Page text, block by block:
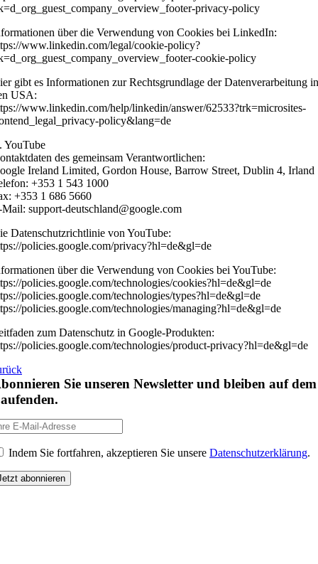
privacy-policy
über die Verwendung von Cookies bei LinkedIn:
www.linkedin.com/legal/cookie-policy?
cookie-policy
gibt es Informationen zur Rechtsgrundlage der Datenverarbeitung in
USA:
www.linkedin.com/help/linkedin/answer/62533?trk=microsites-
policy&lang=de
YouTube
des gemeinsam Verantwortlichen:
Ireland Limited, Gordon House, Barrow Street, Dublin 4, Irland
+353 1 543 1000
+353 1 686 5660
support-deutschland@google.com
Datenschutzrichtlinie von YouTube:
policies.google.com/privacy?hl=de&gl=de
über die Verwendung von Cookies bei YouTube:
policies.google.com/technologies/cookies?hl=de&gl=de
policies.google.com/technologies/types?hl=de&gl=de
policies.google.com/technologies/managing?hl=de&gl=de
zum Datenschutz in Google-Produkten:
policies.google.com/technologies/product-privacy?hl=de&gl=de
Sie unseren Newsletter und bleiben auf dem
Indem Sie fortfahren, akzeptieren Sie unsere Datenschutzerklärung.